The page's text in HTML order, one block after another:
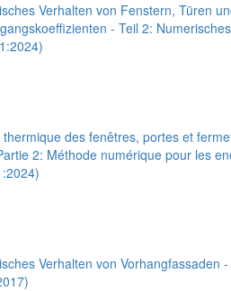
Verhalten von Fenstern, Türen
- Teil 2:
des fenêtres, portes et
2: Méthode numérique pour les
Verhalten von